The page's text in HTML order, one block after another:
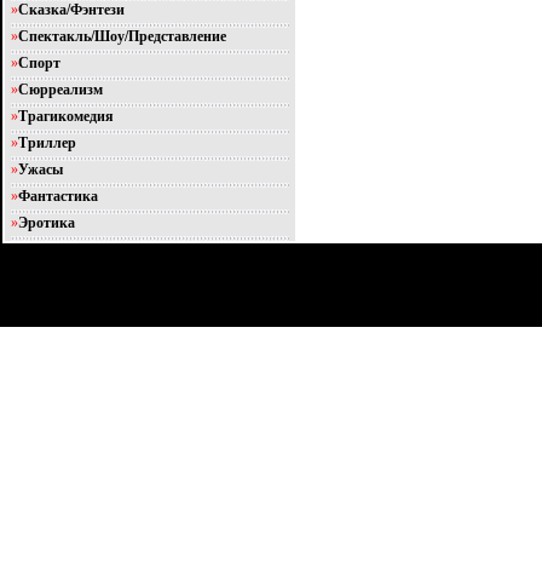
»Сказка/Фэнтези
»Спектакль/Шоу/Представление
»Спорт
»Сюрреализм
»Трагикомедия
»Триллер
»Ужасы
»Фантастика
»Эротика